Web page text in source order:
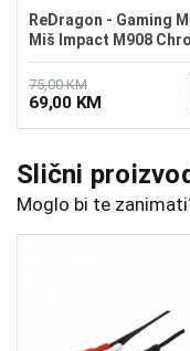
ReDragon - Gaming
Miš Impact M908
75,00 KM
69,00 KM
Slični
Moglo bi te